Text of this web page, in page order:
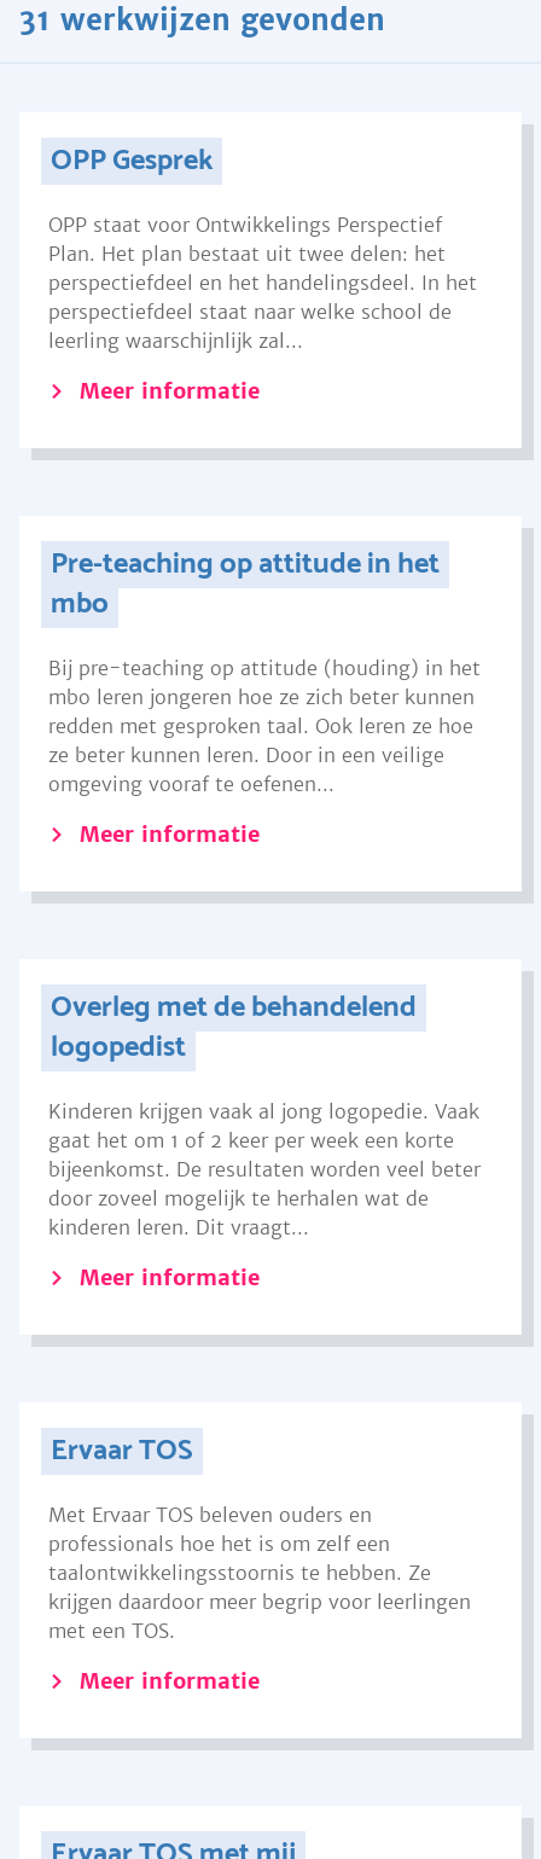
31 werkwijzen gevonden
OPP Gesprek
OPP staat voor Ontwikkelings Perspectief
Plan. Het plan bestaat uit twee delen: het
perspectiefdeel en het handelingsdeel. In het
perspectiefdeel staat naar welke school de
leerling waarschijnlijk zal...
Meer informatie
Pre-teaching op attitude in het
mbo
Bij pre-teaching op attitude (houding) in het
mbo leren jongeren hoe ze zich beter kunnen
redden met gesproken taal. Ook leren ze hoe
ze beter kunnen leren. Door in een veilige
omgeving vooraf te oefenen...
Meer informatie
Overleg met de behandelend
logopedist
Kinderen krijgen vaak al jong logopedie. Vaak
gaat het om 1 of 2 keer per week een korte
bijeenkomst. De resultaten worden veel beter
door zoveel mogelijk te herhalen wat de
kinderen leren. Dit vraagt...
Meer informatie
Ervaar TOS
Met Ervaar TOS beleven ouders en
professionals hoe het is om zelf een
taalontwikkelingsstoornis te hebben. Ze
krijgen daardoor meer begrip voor leerlingen
met een TOS.
Meer informatie